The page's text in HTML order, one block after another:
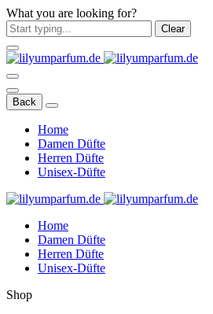
What you are looking for?
Clear
Back
Home
Damen Düfte
Herren Düfte
Unisex-Düfte
Home
Damen Düfte
Herren Düfte
Unisex-Düfte
Shop